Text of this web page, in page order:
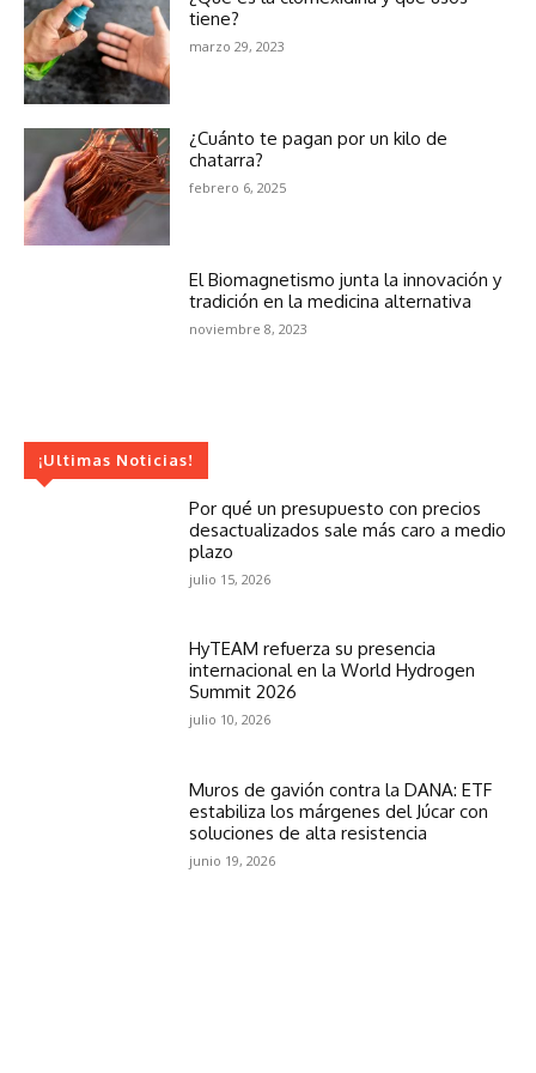
tiene?
marzo 29, 2023
¿Cuánto te pagan por un kilo de
chatarra?
febrero 6, 2025
El Biomagnetismo junta la innovación y
tradición en la medicina alternativa
noviembre 8, 2023
¡Ultimas Noticias!
Por qué un presupuesto con precios
desactualizados sale más caro a medio
plazo
julio 15, 2026
HyTEAM refuerza su presencia
internacional en la World Hydrogen
Summit 2026
julio 10, 2026
Muros de gavión contra la DANA: ETF
estabiliza los márgenes del Júcar con
soluciones de alta resistencia
junio 19, 2026